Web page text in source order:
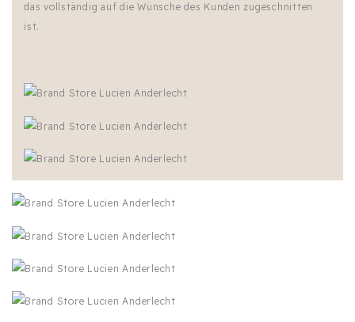
das vollständig auf die Wünsche des Kunden zugeschnitten
ist.